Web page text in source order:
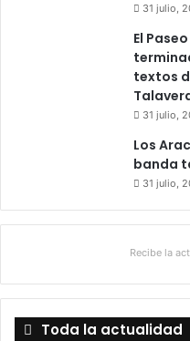
31 julio,
El
textos
31 julio,
Los
banda
31 julio,
Recibe la
Toda la actualidad